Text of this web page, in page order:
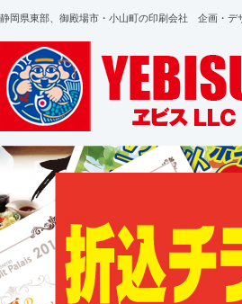
静岡県東部、御殿場市・小山町の印刷会社 企画・デ